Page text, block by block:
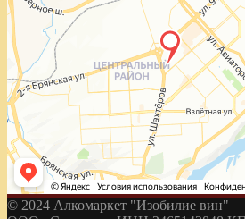
© 2024 Алкомаркет "Изобилие вин"